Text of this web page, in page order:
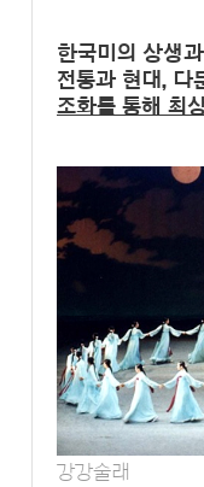
한국미의 상생
전통과 현대, 다
조화를 통해 최
강강술래